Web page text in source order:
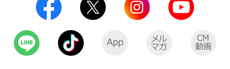
自転車シェアリング（店舗限定）
モバイルバッテリーシェアリング（店舗限定）
セブン-イレブンの歴史